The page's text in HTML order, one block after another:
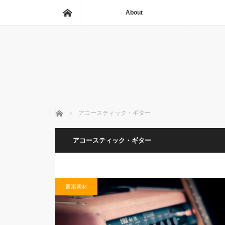
About
ホーム アコースティック・ギター
アコースティック・ギター
音楽素材